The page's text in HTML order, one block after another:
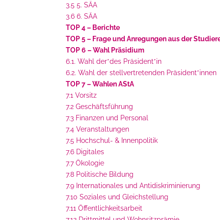
3.5 5. SÄA
3.6 6. SÄA
TOP 4 – Berichte
TOP 5 – Frage und Anregungen aus der
TOP 6 – Wahl Präsidium
6.1. Wahl der*des Präsident*in
6.2. Wahl der stellvertretenden Präsident*innen
TOP 7 – Wahlen AStA
7.1 Vorsitz
7.2 Geschäftsführung
7.3 Finanzen und Personal
7.4 Veranstaltungen
7.5 Hochschul- & Innenpolitik
7.6 Digitales
7.7 Ökologie
7.8 Politische Bildung
7.9 Internationales und Antidiskriminierung
7.10 Soziales und Gleichstellung
7.11 Öffentlichkeitsarbeit